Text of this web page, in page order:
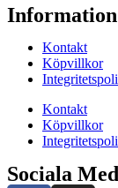
Information
Kontakt
Köpvillkor
Kontakt
Köpvillkor
Sociala